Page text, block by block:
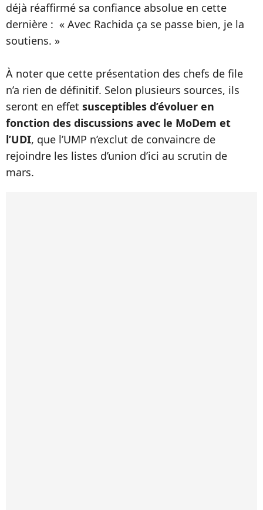
déjà réaffirmé sa confiance absolue en cette
dernière : « Avec Rachida ça se passe bien, je la
soutiens. »
À noter que cette présentation des chefs de file
n’a rien de définitif. Selon plusieurs sources, ils
seront en effet susceptibles d’évoluer en
fonction des discussions avec le MoDem et
l’UDI, que l’UMP n’exclut de convaincre de
rejoindre les listes d’union d’ici au scrutin de
mars.